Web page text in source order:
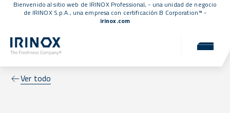
Bienvenido al sitio web de IRINOX Professional, - una unidad de negocio
de IRINOX S.p.A., una empresa con certificación B Corporation™ -
irinox.com
Ver todo